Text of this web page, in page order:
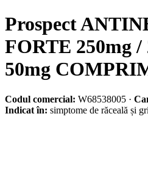
Prospect
FORTE 250mg /
50mg
Codul comercial: W68538005 ·
Indicat în: simptome de răceală și